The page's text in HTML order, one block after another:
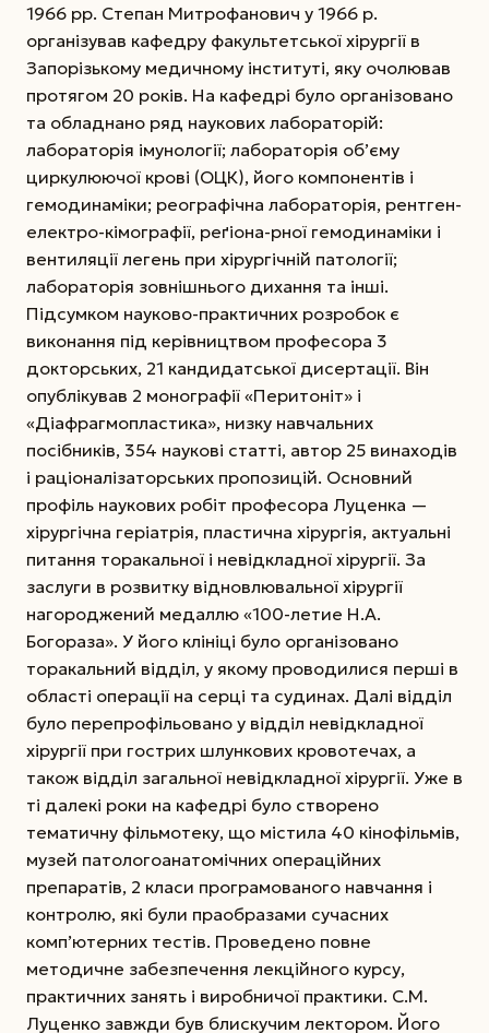
1966 рр. Степан Митрофанович у 1966 р.
організував кафедру факультетської хірургії в
Запорізькому медичному інституті, яку очолював
протягом 20 років. На кафедрі було організовано
та обладнано ряд наукових лабораторій:
лабораторія імунології; лабораторія об’єму
циркулюючої крові (ОЦК), його компонентів і
гемодинаміки; реографічна лабораторія, рентген-
електро-кімографії, реґіона-рної гемодинаміки і
вентиляції легень при хірургічній патології;
лабораторія зовнішнього дихання та інші.
Підсумком науково-практичних розробок є
виконання під керівництвом професора 3
докторських, 21 кандидатської дисертації. Він
опублікував 2 монографії «Перитоніт» і
«Діафрагмопластика», низку навчальних
посібників, 354 наукові статті, автор 25 винаходів
і раціоналізаторських пропозицій. Основний
профіль наукових робіт професора Луценка —
хірургічна геріатрія, пластична хірургія, актуальні
питання торакальної і невідкладної хірургії. За
заслуги в розвитку відновлювальної хірургії
нагороджений медаллю «100-летие Н.А.
Богораза». У його клініці було організовано
торакальний відділ, у якому проводилися перші в
області операції на серці та судинах. Далі відділ
було перепрофільовано у відділ невідкладної
хірургії при гострих шлункових кровотечах, а
також відділ загальної невідкладної хірургії. Уже в
ті далекі роки на кафедрі було створено
тематичну фільмотеку, що містила 40 кінофільмів,
музей патологоанатомічних операційних
препаратів, 2 класи програмованого навчання і
контролю, які були праобразами сучасних
комп’ютерних тестів. Проведено повне
методичне забезпечення лекційного курсу,
практичних занять і виробничої практики. С.М.
Луценко завжди був блискучим лектором. Його